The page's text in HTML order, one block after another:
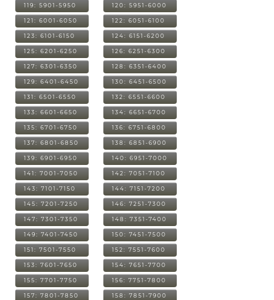
119: 5901-5950 120: 5951-6000
121: 6001-6050 122: 6051-6100
123: 6101-6150 124: 6151-6200
125: 6201-6250 126: 6251-6300
127: 6301-6350 128: 6351-6400
129: 6401-6450 130: 6451-6500
131: 6501-6550 132: 6551-6600
133: 6601-6650 134: 6651-6700
135: 6701-6750 136: 6751-6800
137: 6801-6850 138: 6851-6900
139: 6901-6950 140: 6951-7000
141: 7001-7050 142: 7051-7100
143: 7101-7150 144: 7151-7200
145: 7201-7250 146: 7251-7300
147: 7301-7350 148: 7351-7400
149: 7401-7450 150: 7451-7500
151: 7501-7550 152: 7551-7600
153: 7601-7650 154: 7651-7700
155: 7701-7750 156: 7751-7800
157: 7801-7850 158: 7851-7900